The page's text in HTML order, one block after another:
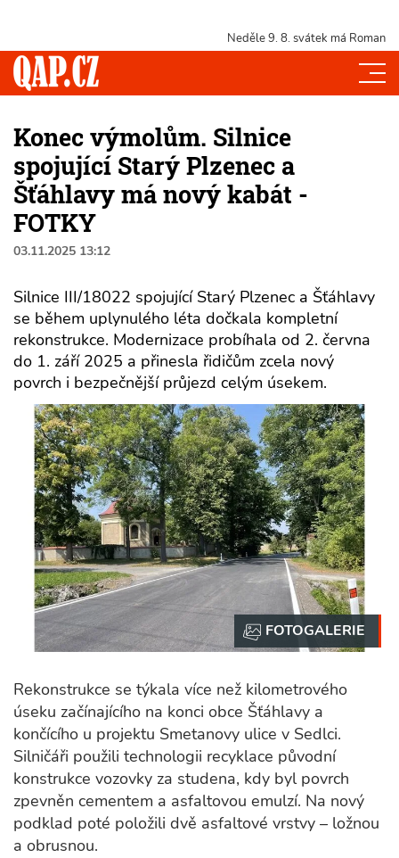
Neděle 9. 8. svátek má Roman
Konec výmolům. Silnice
spojující Starý Plzenec a
Šťáhlavy má nový kabát -
FOTKY
03.11.2025 13:12
Silnice III/18022 spojující Starý Plzenec a Šťáhlavy
se během uplynulého léta dočkala kompletní
rekonstrukce. Modernizace probíhala od 2. června
do 1. září 2025 a přinesla řidičům zcela nový
povrch i bezpečnější průjezd celým úsekem.
Rekonstrukce se týkala více než kilometrového
úseku začínajícího na konci obce Šťáhlavy a
končícího u projektu Smetanovy ulice v Sedlci.
Silničáři použili technologii recyklace původní
konstrukce vozovky za studena, kdy byl povrch
zpevněn cementem a asfaltovou emulzí. Na nový
podklad poté položili dvě asfaltové vrstvy – ložnou
a obrusnou.